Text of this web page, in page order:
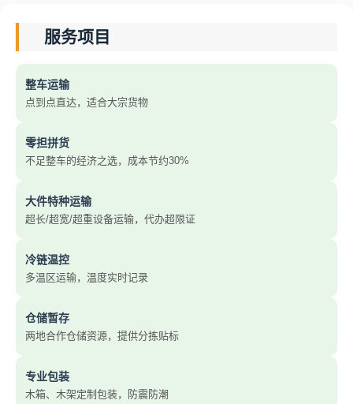
服务项目
整车运输
点到点直达，适合大宗货物
零担拼货
不足整车的经济之选，成本节约30%
大件特种运输
超长/超宽/超重设备运输，代办超限证
冷链温控
多温区运输，温度实时记录
仓储暂存
两地合作仓储资源，提供分拣贴标
专业包装
木箱、木架定制包装，防震防潮